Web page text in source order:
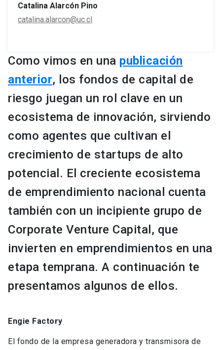
Catalina Alarcón Pino
catalina.alarcon@uc.cl
Como vimos en una publicación
anterior, los fondos de capital de
riesgo juegan un rol clave en un
ecosistema de innovación, sirviendo
como agentes que cultivan el
crecimiento de startups de alto
potencial. El creciente ecosistema
de emprendimiento nacional cuenta
también con un incipiente grupo de
Corporate Venture Capital, que
invierten en emprendimientos en una
etapa temprana. A continuación te
presentamos algunos de ellos.
Engie Factory
El fondo de la empresa generadora y transmisora de